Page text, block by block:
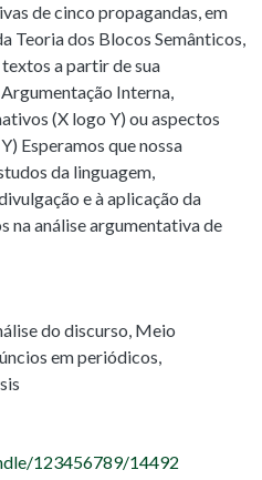
de cinco propagandas, em
Teoria dos Blocos Semânticos,
a partir de sua
Interna,
(X logo Y) ou aspectos
Esperamos que nossa
da linguagem,
e à aplicação da
na análise argumentativa de
do discurso, Meio
em periódicos,
123456789/14492